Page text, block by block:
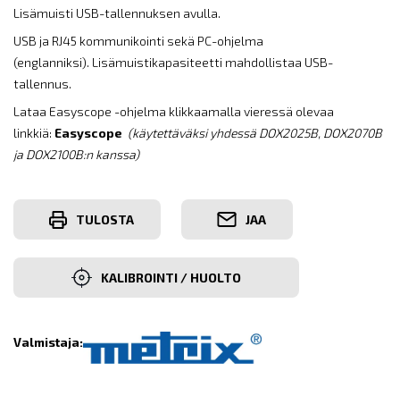
Lisämuisti USB-tallennuksen avulla.
USB ja RJ45 kommunikointi sekä PC-ohjelma
(englanniksi). Lisämuistikapasiteetti mahdollistaa USB-
tallennus.
Lataa Easyscope -ohjelma klikkaamalla vieressä olevaa
linkkiä: Easyscope (käytettäväksi yhdessä DOX2025B, DOX2070B
ja DOX2100B:n kanssa)
TULOSTA JAA
KALIBROINTI / HUOLTO
Valmistaja: